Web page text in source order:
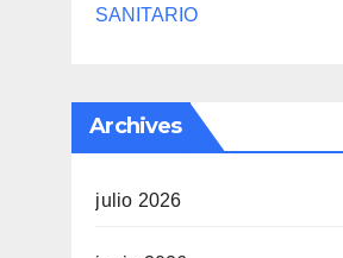
SANITARIO
Archives
julio 2026